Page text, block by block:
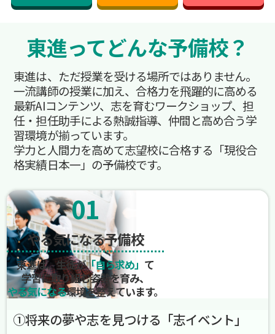
東進ってどんな予備校？
東進は、ただ授業を受ける場所ではありません。
一流講師の授業に加え、合格力を飛躍的に高める
最新AIコンテンツ、志を育むワークショップ、担
任・担任助手による熱誠指導、仲間と高め合う学
習環境が揃っています。
学力と人間力を高めて志望校に合格する「現役合
格実績日本一」の予備校です。
01
やる気になる予備校
東進は、生徒が「自ら求め」 て
学習に取り組む姿勢を育み、
やる気になる環境を整えています。
➀将来の夢や志を見つける「志イベント」